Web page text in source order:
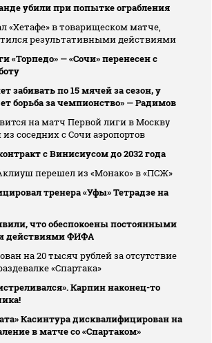
убили при попытке ограбления
«Хетафе» в товарищеском матче,
результативными действиями
«Торпедо» — «Сочи» перенесен с
забивать по 15 мячей за сезон, у
борьба за чемпионство» — Радимов
на матч Первой лиги в Москву
соседних с Сочи аэропортов
с Винисиусом до 2032 года
перешел из «Монако» в «ПСЖ»
тренера «Уфы» Тетрадзе на
что обеспокоены постоянными
действиями ФИФА
на 20 тысяч рублей за отсутствие
«Спартака»
Карпин наконец-то
Касинтура дисквалифицирован на
в матче со «Спартаком»